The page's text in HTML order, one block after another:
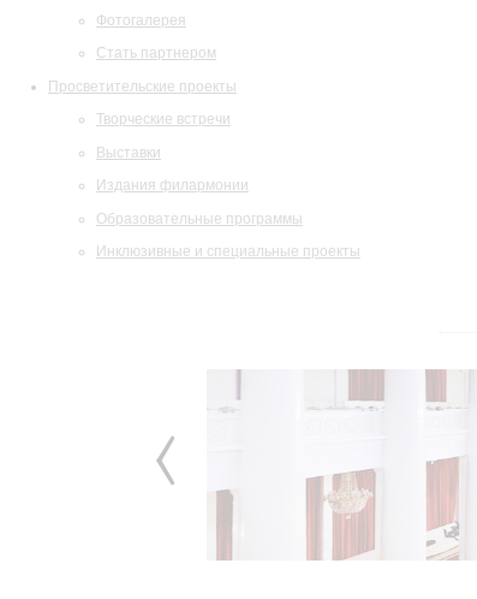
Фотогалерея
Стать партнером
Просветительские проекты
Творческие встречи
Выставки
Издания филармонии
Образовательные программы
Инклюзивные и специальные проекты